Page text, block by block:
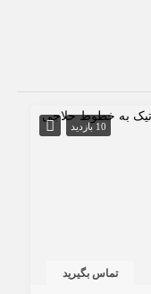
10 بازدید
تماس بگیرید